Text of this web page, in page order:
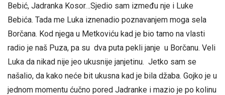
Bebić, Jadranka Kosor…Sjedio sam između nje i Luke
Bebića. Tada me Luka iznenadio poznavanjem moga sela
Borčana. Kod njega u Metkoviću kad je bio tamo na vlasti
radio je naš Puza, pa su dva puta pekli janje u Borčanu. Veli
Luka da nikad nije jeo ukusnije janjetinu. Jetko sam se
našalio, da kako neće bit ukusna kad je bila džaba. Gojko je u
jednom momentu ćučno pored Jadranke i mazio je po kolinu